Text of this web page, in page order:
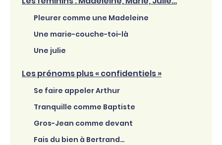
Pleurer comme une Madeleine
Une marie-couche-toi-là
Une julie
Les prénoms plus « confidentiels »
Se faire appeler Arthur
Tranquille comme Baptiste
Gros-Jean comme devant
Fais du bien à Bertrand…